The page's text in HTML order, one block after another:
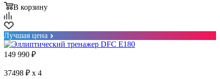
В корзину
Лучшая цена
149 990 ₽
37498 ₽ x 4